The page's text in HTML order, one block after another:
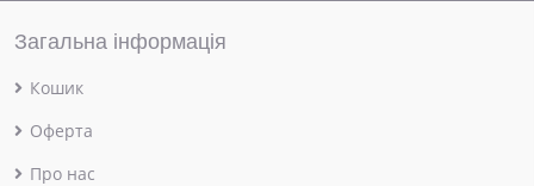
Загальна інформація
Кошик
Оферта
Про нас